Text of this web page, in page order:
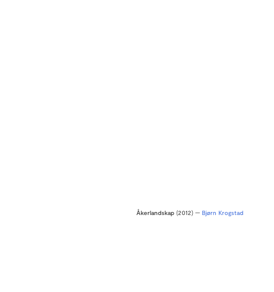
Åkerlandskap (2012) — Bjørn Krogstad